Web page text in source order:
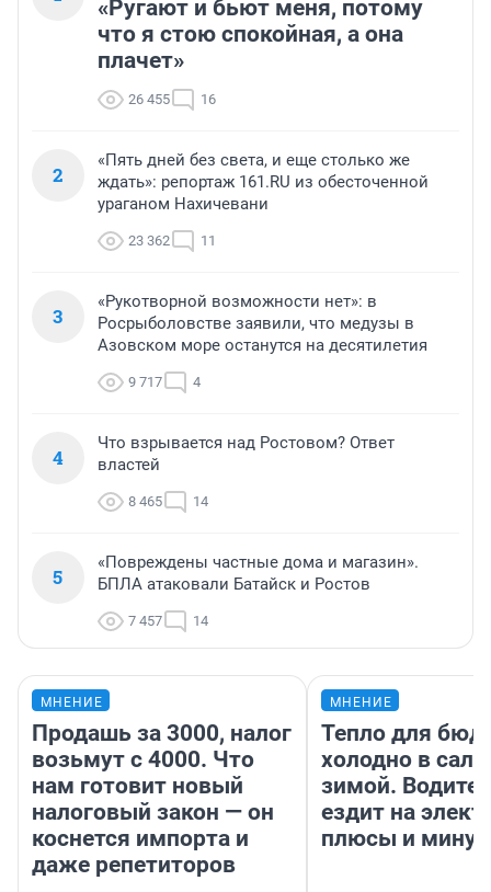
«Ругают и бьют меня, потому
что я стою спокойная, а она
плачет»
26 455 16
2
«Пять дней без света, и еще столько же
ждать»: репортаж 161.RU из обесточенной
ураганом Нахичевани
23 362 11
3
«Рукотворной возможности нет»: в
Росрыболовстве заявили, что медузы в
Азовском море останутся на десятилетия
9 717 4
4
Что взрывается над Ростовом? Ответ
властей
8 465 14
5
«Повреждены частные дома и магазин».
БПЛА атаковали Батайск и Ростов
7 457 14
МНЕНИЕ
Продашь за 3000, налог
возьмут с 4000. Что
нам готовит новый
налоговый закон — он
коснется импорта и
даже репетиторов
МНЕНИЕ
Тепло для
холодно в
зимой.
ездит на
плюсы и